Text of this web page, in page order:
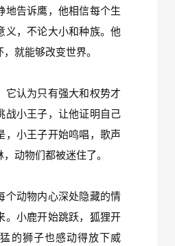
地告诉鹰，他相信每个生
义，不论大小和种族。他
就能够改变世界。
它认为只有强大和权势才
战小王子，让他证明自己
，小王子开始鸣唱，歌声
动物们都被迷住了。
个动物内心深处隐藏的情
。小鹿开始跳跃，狐狸开
的狮子也感动得放下威